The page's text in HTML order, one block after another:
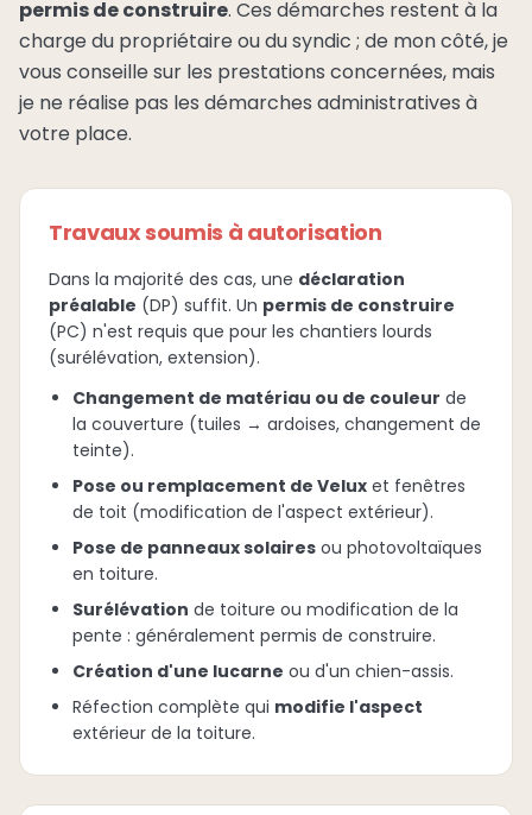
permis de construire. Ces démarches restent à la
charge du propriétaire ou du syndic ; de mon côté, je
vous conseille sur les prestations concernées, mais
je ne réalise pas les démarches administratives à
votre place.
Travaux soumis à autorisation
Dans la majorité des cas, une déclaration
préalable (DP) suffit. Un permis de construire
(PC) n'est requis que pour les chantiers lourds
(surélévation, extension).
Changement de matériau ou de couleur de
la couverture (tuiles → ardoises, changement de
teinte).
Pose ou remplacement de Velux et fenêtres
de toit (modification de l'aspect extérieur).
Pose de panneaux solaires ou photovoltaïques
en toiture.
Surélévation de toiture ou modification de la
pente : généralement permis de construire.
Création d'une lucarne ou d'un chien-assis.
Réfection complète qui modifie l'aspect
extérieur de la toiture.